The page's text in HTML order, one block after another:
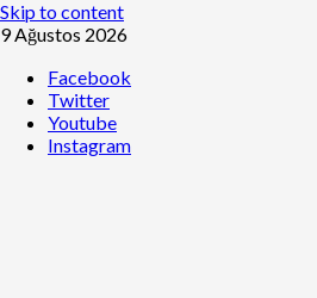
Skip to content
9 Ağustos 2026
Facebook
Twitter
Youtube
Instagram